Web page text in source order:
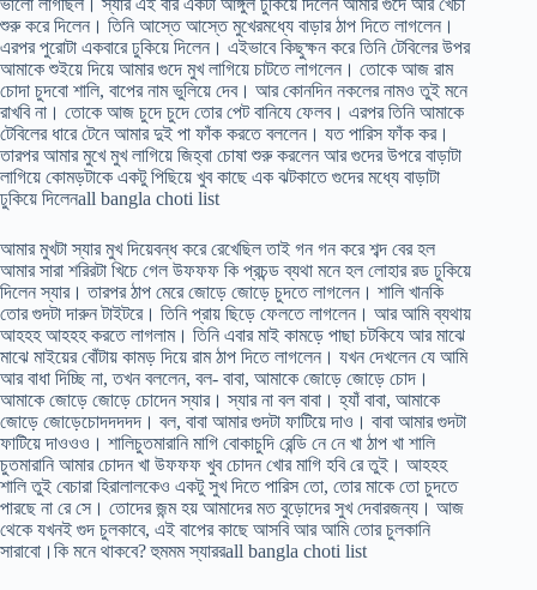
ভালো লাগছিল। স্যার এই বার একটা আঙ্গুল ঢুকিয়ে দিলেন আমার গুদে আর খেঁচা
শুরু করে দিলেন। তিনি আস্তে আস্তে মুখেরমধ্যে বাড়ার ঠাপ দিতে লাগলেন।
এরপর পুরোটা একবারে ঢুকিয়ে দিলেন। এইভাবে কিছুক্ষন করে তিনি টেবিলের উপর
আমাকে শুইয়ে দিয়ে আমার গুদে মুখ লাগিয়ে চাটতে লাগলেন। তোকে আজ রাম
চোদা চুদবো শালি, বাপের নাম ভুলিয়ে দেব। আর কোনদিন নকলের নামও তুই মনে
রাখবি না। তোকে আজ চুদে চুদে তোর পেট বানিযে ফেলব। এরপর তিনি আমাকে
টেবিলের ধারে টেনে আমার দুই পা ফাঁক করতে বললেন। যত পারিস ফাঁক কর।
তারপর আমার মুখে মুখ লাগিয়ে জিহ্বা চোষা শুরু করলেন আর গুদের উপরে বাড়াটা
লাগিয়ে কোমড়টাকে একটু পিছিয়ে খুব কাছে এক ঝটকাতে গুদের মধ্যে বাড়াটা
ঢুকিয়ে দিলেনall bangla choti list
আমার মুখটা স্যার মুখ দিয়েবন্ধ করে রেখেছিল তাই গন গন করে শব্দ বের হল
আমার সারা শরিরটা খিচে গেল উফফফ কি প্রচন্ড ব্যথা মনে হল লোহার রড ঢুকিয়ে
দিলেন স্যার। তারপর ঠাপ মেরে জোড়ে জোড়ে চুদতে লাগলেন। শালি খানকি
তোর গুদটা দারুন টাইটরে। তিনি প্রায় ছিড়ে ফেলতে লাগলেন। আর আমি ব্যথায়
আহহহ আহহহ করতে লাগলাম। তিনি এবার মাই কামড়ে পাছা চটকিযে আর মাঝে
মাঝে মাইয়ের বোঁটায় কামড় দিয়ে রাম ঠাপ দিতে লাগলেন। যখন দেখলেন যে আমি
আর বাধা দিচ্ছি না, তখন বললেন, বল- বাবা, আমাকে জোড়ে জোড়ে চোদ।
আমাকে জোড়ে জোড়ে চোদেন স্যার। স্যার না বল বাবা। হ্যাঁ বাবা, আমাকে
জোড়ে জোড়েচোদদদদদ। বল, বাবা আমার গুদটা ফাটিয়ে দাও। বাবা আমার গুদটা
ফাটিয়ে দাওওও। শালিচুতমারানি মাগি বোকাচুদি রেন্ডি নে নে খা ঠাপ খা শালি
চুতমারানি আমার চোদন খা উফফফ খুব চোদন খোর মাগি হবি রে তুই। আহহহ
শালি তুই বেচারা হিরালালকেও একটু সুখ দিতে পারিস তো, তোর মাকে তো চুদতে
পারছে না রে সে। তোদের জন্ম হয় আমাদের মত বুড়োদের সুখ দেবারজন্য। আজ
থেকে যখনই গুদ চুলকাবে, এই বাপের কাছে আসবি আর আমি তোর চুলকানি
সারাবো।কি মনে থাকবে? হুমমম স্যাররall bangla choti list